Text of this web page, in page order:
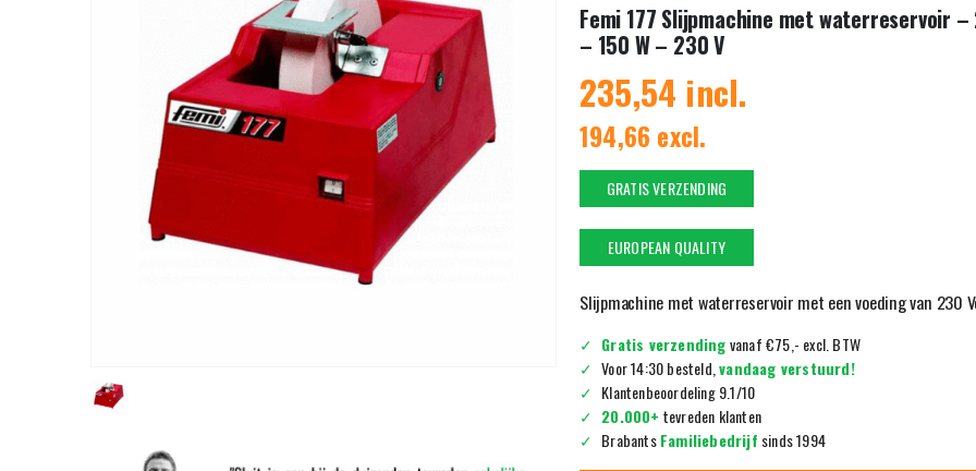
Femi 177 Slijpmachine met waterreservoir
– 150 W – 230 V
235,54 incl.
194,66 excl.
GRATIS VERZENDING
EUROPEAN QUALITY
Slijpmachine met waterreservoir met een voeding van 230
Gratis verzendingvanaf €75,- excl. BTW
Voor 14:30 besteld,vandaag verstuurd!
Klantenbeoordeling 9.1/10
20.000+ tevreden klanten
BrabantsFamiliebedrijf sinds 1994